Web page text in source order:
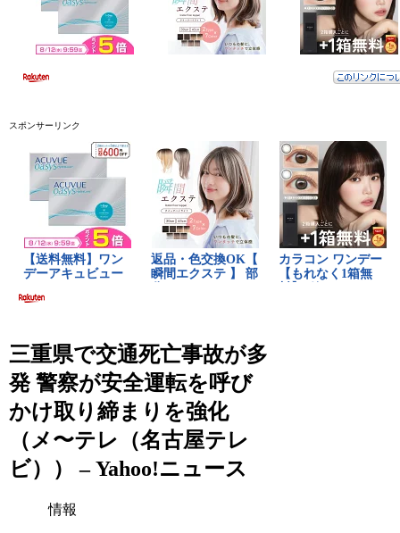
スポンサーリンク
三重県で交通死亡事故が多
発 警察が安全運転を呼び
かけ取り締まりを強化
（メ〜テレ（名古屋テレ
ビ）） – Yahoo!ニュース
情報